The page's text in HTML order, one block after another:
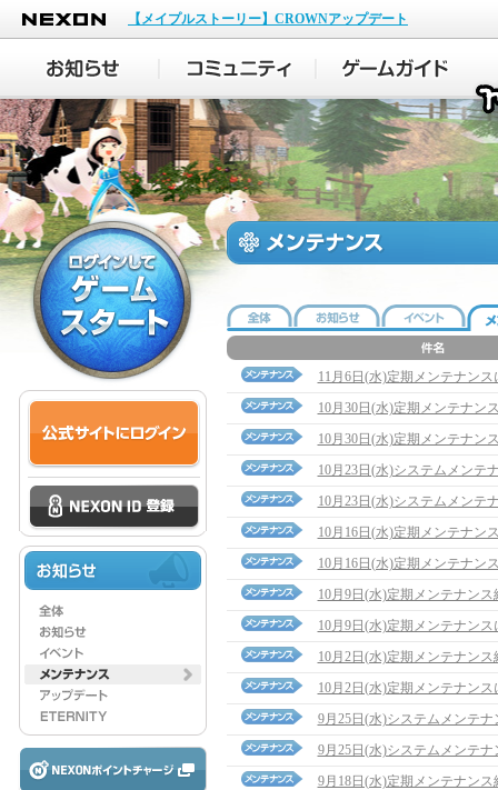
NEXON
【メイプルストーリー】CROWNアップデート
11月6日(水)定期メンテナンス
10月30日(水)定期メンテナン
10月30日(水)定期メンテナン
10月23日(水)システムメンテ
10月23日(水)システムメンテ
10月16日(水)定期メンテナン
10月16日(水)定期メンテナン
10月9日(水)定期メンテナン
10月9日(水)定期メンテナンス
10月2日(水)定期メンテナン
10月2日(水)定期メンテナンス
9月25日(水)システムメンテ
9月25日(水)システムメンテナ
9月18日(水)定期メンテナン